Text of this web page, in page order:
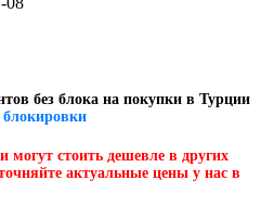
без блока на покупки в Турции
стоить дешевле в других
актуальные цены у нас в